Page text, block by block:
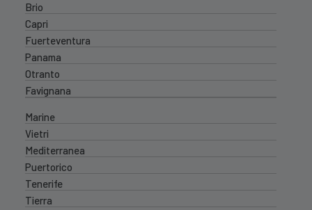
Brio
Capri
Fuerteventura
Panama
Otranto
Favignana
Marine
Vietri
Mediterranea
Puertorico
Tenerife
Tierra